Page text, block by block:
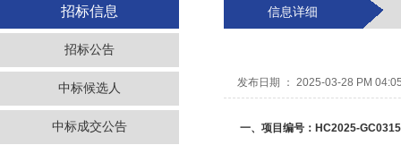
招标信息
招标公告
中标候选人
中标成交公告
信息详细
发布日期 ： 2025-03-28 PM
一、项目编号：HC2025-GC0315